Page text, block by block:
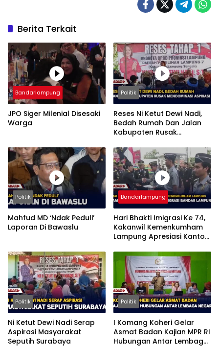
Berita Terkait
Bandarlampung
JPO Siger Milenial Disesaki
Warga
Politik
Reses Ni Ketut Dewi Nadi,
Bedah Rumah Dan Jalan
Kabupaten Rusak
Politik
Mahfud MD ‘Ndak Peduli’
Laporan Di Bawaslu
Bandarlampung
Hari Bhakti Imigrasi Ke 74,
Kakanwil Kemenkumham
Lampung Apresiasi Kantor
Politik
Ni Ketut Dewi Nadi Serap
Aspirasi Masyarakat
Seputih Surabaya
Politik
I Komang Koheri Gelar
Asmat Badan Kajian MPR RI
Hubungan Antar Lembaga